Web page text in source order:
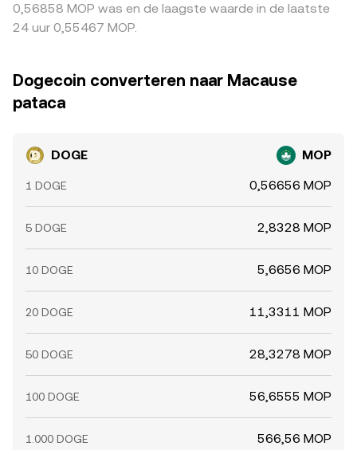
0,56858 MOP was en de laagste waarde in de laatste
24 uur 0,55467 MOP.
Dogecoin converteren naar Macause
pataca
DOGE MOP
1 DOGE 0,56656 MOP
5 DOGE 2,8328 MOP
10 DOGE 5,6656 MOP
20 DOGE 11,3311 MOP
50 DOGE 28,3278 MOP
100 DOGE 56,6555 MOP
1.000 DOGE 566,56 MOP